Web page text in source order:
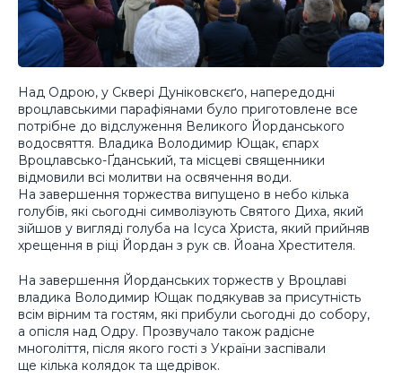
Над Одрою, у Сквері Дуніковскєґо, напередодні
вроцлавськими парафіянами було приготовлене все
потрібне до відслуження Великого Йорданського
водосвяття. Владика Володимир Ющак, єпарх
Вроцлавсько-Ґданський, та місцеві священники
відмовили всі молитви на освячення води.
На завершення торжества випущено в небо кілька
голубів, які сьогодні символізують Святого Диха, який
зійшов у вигляді голуба на Ісуса Христа, який прийняв
хрещення в ріці Йордан з рук св. Йоана Хрестителя.
На завершення Йорданських торжеств у Вроцлаві
владика Володимир Ющак подякував за присутність
всім вірним та гостям, які прибули сьогодні до собору,
а опісля над Одру. Прозвучало також радісне
многоліття, після якого гості з України заспівали
ще кілька колядок та щедрівок.